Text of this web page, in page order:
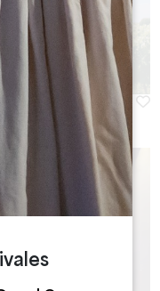
LOS VIÑEDOS